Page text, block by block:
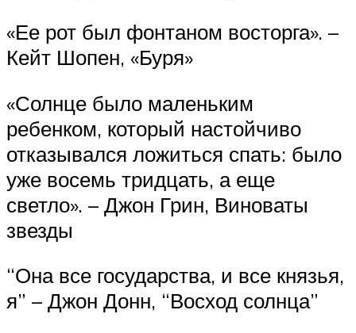
«Ее рот был фонтаном восторга». –
Кейт Шопен, «Буря»
«Солнце было маленьким
ребенком, который настойчиво
отказывался ложиться спать: было
уже восемь тридцать, а еще
светло». – Джон Грин, Виноваты
звезды
“Она все государства, и все князья,
я” – Джон Донн, “Восход солнца”